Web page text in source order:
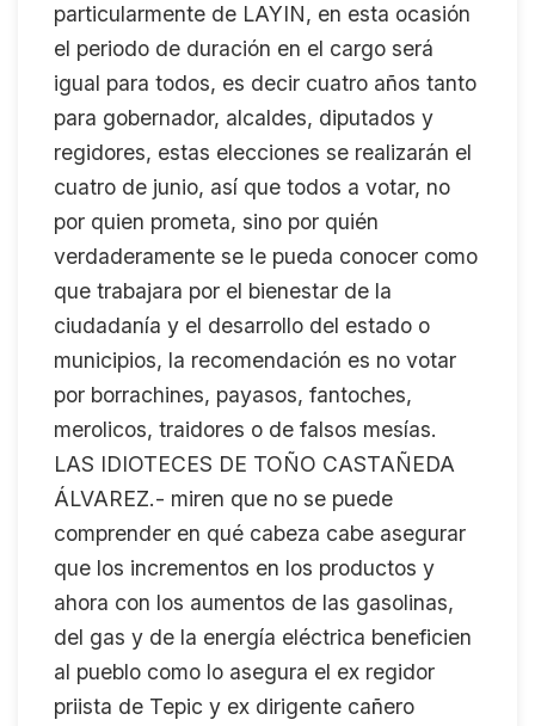
particularmente de LAYIN, en esta ocasión
el periodo de duración en el cargo será
igual para todos, es decir cuatro años tanto
para gobernador, alcaldes, diputados y
regidores, estas elecciones se realizarán el
cuatro de junio, así que todos a votar, no
por quien prometa, sino por quién
verdaderamente se le pueda conocer como
que trabajara por el bienestar de la
ciudadanía y el desarrollo del estado o
municipios, la recomendación es no votar
por borrachines, payasos, fantoches,
merolicos, traidores o de falsos mesías.
LAS IDIOTECES DE TOÑO CASTAÑEDA
ÁLVAREZ.- miren que no se puede
comprender en qué cabeza cabe asegurar
que los incrementos en los productos y
ahora con los aumentos de las gasolinas,
del gas y de la energía eléctrica beneficien
al pueblo como lo asegura el ex regidor
priista de Tepic y ex dirigente cañero